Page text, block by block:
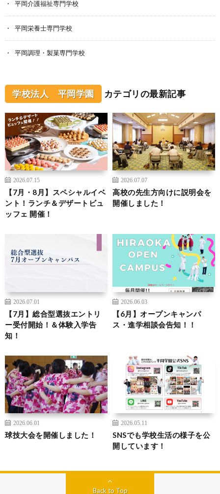
平岡介護福祉専門学校
平岡栄養士専門学校
平岡調理・製菓専門学校
学校法人 平岡学園 カテゴリの最新記事
2026.07.15
【7月・8月】スペシャルイベ
ント！ランチ＆デザートビュ
ッフェ 開催！
2026.07.07
高校の先生方向けに説明会を
開催しました！
2026.07.01
【7月】総合型選抜エントリ
ー受付開始！＆体験入学告
知！
2026.06.03
【6月】オープンキャンパ
ス・進学相談会告知！！
2026.06.01
球技大会を開催しました！
2026.05.11
SNSでも学校生活の様子を公
開しています！
Back to Top